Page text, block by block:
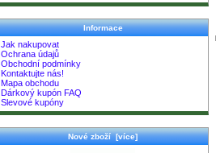
Informace
Jak nakupovat
Ochrana údajů
Obchodní podmínky
Kontaktujte nás!
Mapa obchodu
Dárkový kupón FAQ
Slevové kupóny
Nové zboží [více]